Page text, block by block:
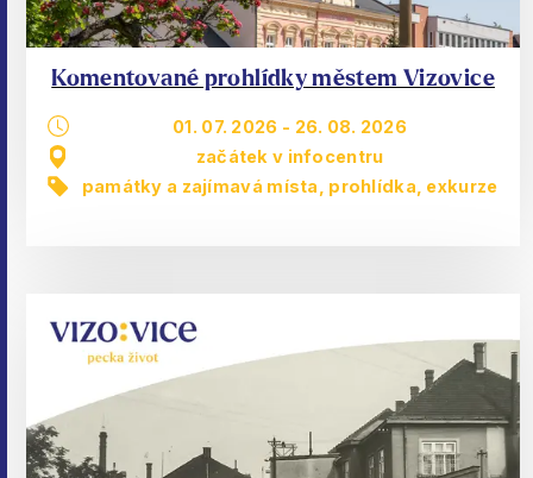
Komentované prohlídky městem Vizovice
01. 07. 2026 - 26. 08. 2026
začátek v infocentru
památky a zajímavá místa
prohlídka, exkurze